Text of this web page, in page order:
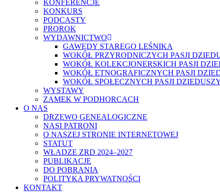
KONFERENCJE
KONKURS
PODCASTY
PROROK
WYDAWNICTWO
GAWĘDY STAREGO LEŚNIKA
WOKÓŁ PRZYRODNICZYCH PASJI
WOKÓŁ KOLEKCJONERSKICH PASJI
WOKÓŁ ETNOGRAFICZNYCH PASJI
WOKÓŁ SPOŁECZNYCH PASJI
WYSTAWY
ZAMEK W PODHORCACH
O NAS
DRZEWO GENEALOGICZNE
NASI PATRONI
O NASZEJ STRONIE INTERNETOWEJ
STATUT
WŁADZE ZRD 2024–2027
PUBLIKACJE
DO POBRANIA
POLITYKA PRYWATNOŚCI
KONTAKT